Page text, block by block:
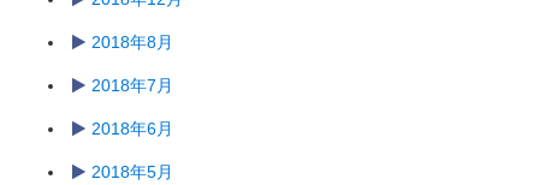
2018年8月
2018年7月
2018年6月
2018年5月